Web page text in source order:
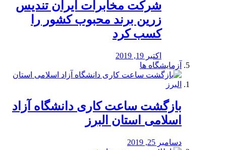
شرکت مخابرات ایران تندیس
زرین برند محبوب کشور را
کسب کرد
اکتبر 19, 2019
آزمایشگاه ها
بازگشت ساعت کاری دانشگاه آزاد
اسلامی استان البرز
دسامبر 25, 2019